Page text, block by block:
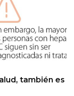
también es